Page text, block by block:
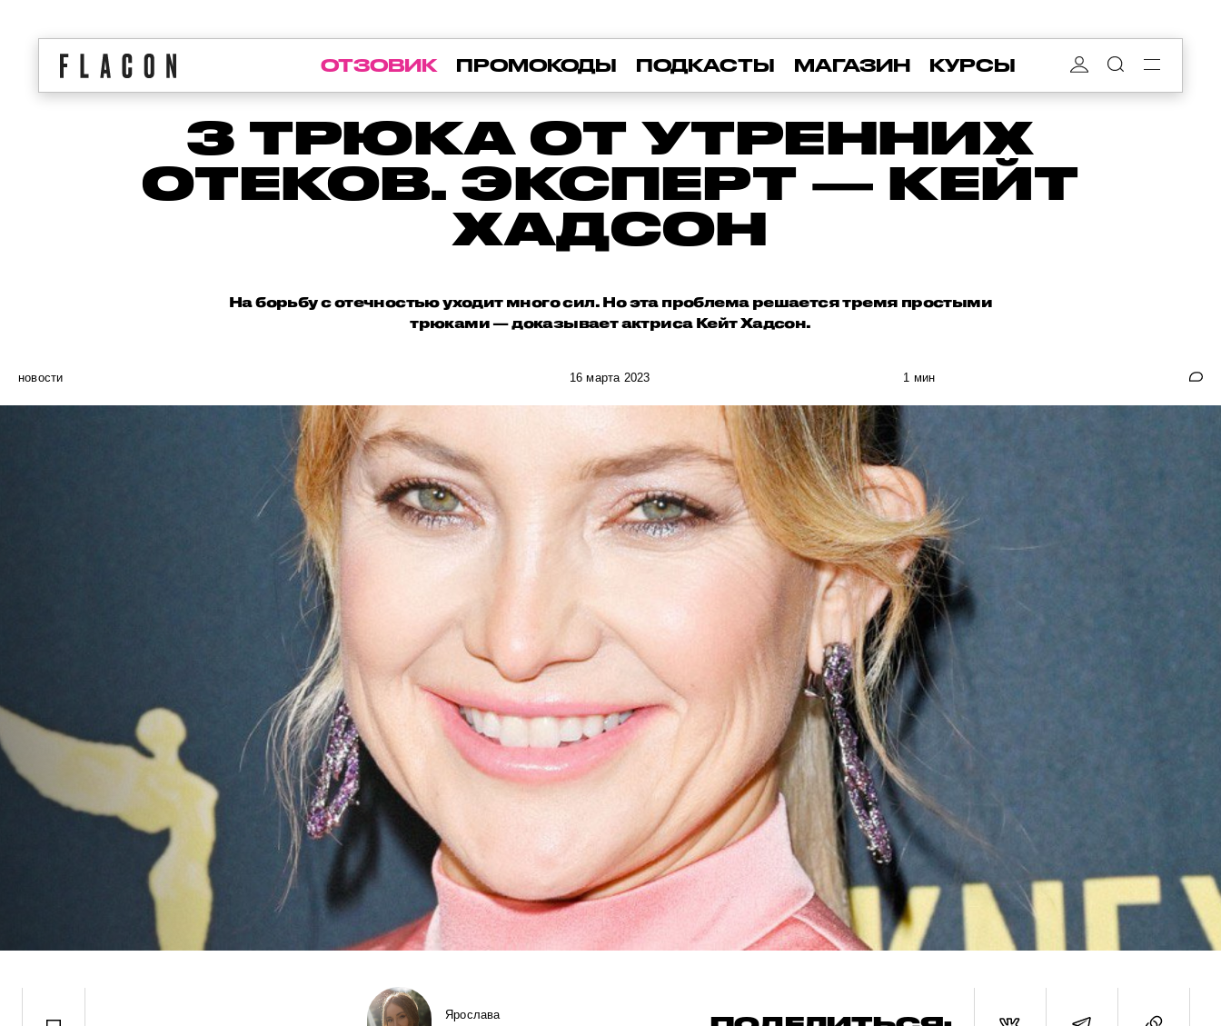
ОТЗОВИК ПРОМОКОДЫ ПОДКАСТЫ МАГАЗИН КУРСЫ
3 ТРЮКА ОТ УТРЕННИХ
ОТЕКОВ. ЭКСПЕРТ — КЕЙТ
ХАДСОН
На борьбу с отечностью уходит много сил. Но эта проблема решается тремя простыми
трюками — доказывает актриса Кейт Хадсон.
новости 16 марта 2023 1 мин
Ярослава